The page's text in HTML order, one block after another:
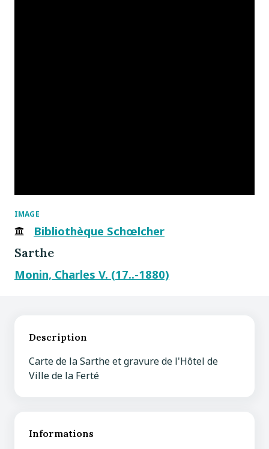
IMAGE
Bibliothèque Schœlcher
Sarthe
Monin, Charles V. (17..-1880)
Description
Carte de la Sarthe et gravure de l'Hôtel de
Ville de la Ferté
Informations